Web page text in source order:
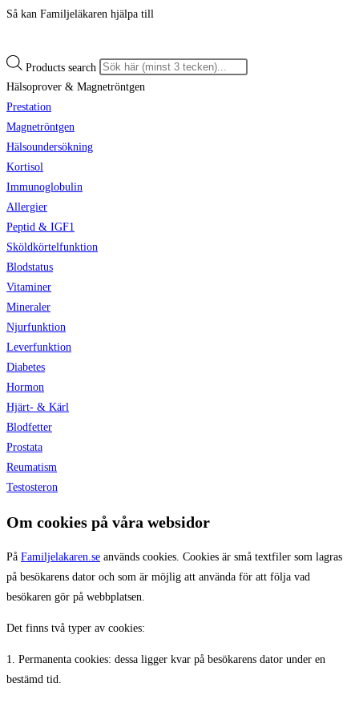
Så kan Familjeläkaren hjälpa till
Products search
Hälsoprover & Magnetröntgen
Prestation
Magnetröntgen
Hälsoundersökning
Kortisol
Immunoglobulin
Allergier
Peptid & IGF1
Sköldkörtelfunktion
Blodstatus
Vitaminer
Mineraler
Njurfunktion
Leverfunktion
Diabetes
Hormon
Hjärt- & Kärl
Blodfetter
Prostata
Reumatism
Testosteron
Om cookies på våra websidor
På Familjelakaren.se används cookies. Cookies är små textfiler som lagras
på besökarens dator och som är möjlig att använda för att följa vad
besökaren gör på webbplatsen.
Det finns två typer av cookies:
1. Permanenta cookies: dessa ligger kvar på besökarens dator under en
bestämd tid.